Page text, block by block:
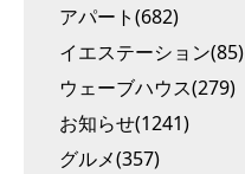
アパート(682)
イエステーション(85)
ウェーブハウス(279)
お知らせ(1241)
グルメ(357)